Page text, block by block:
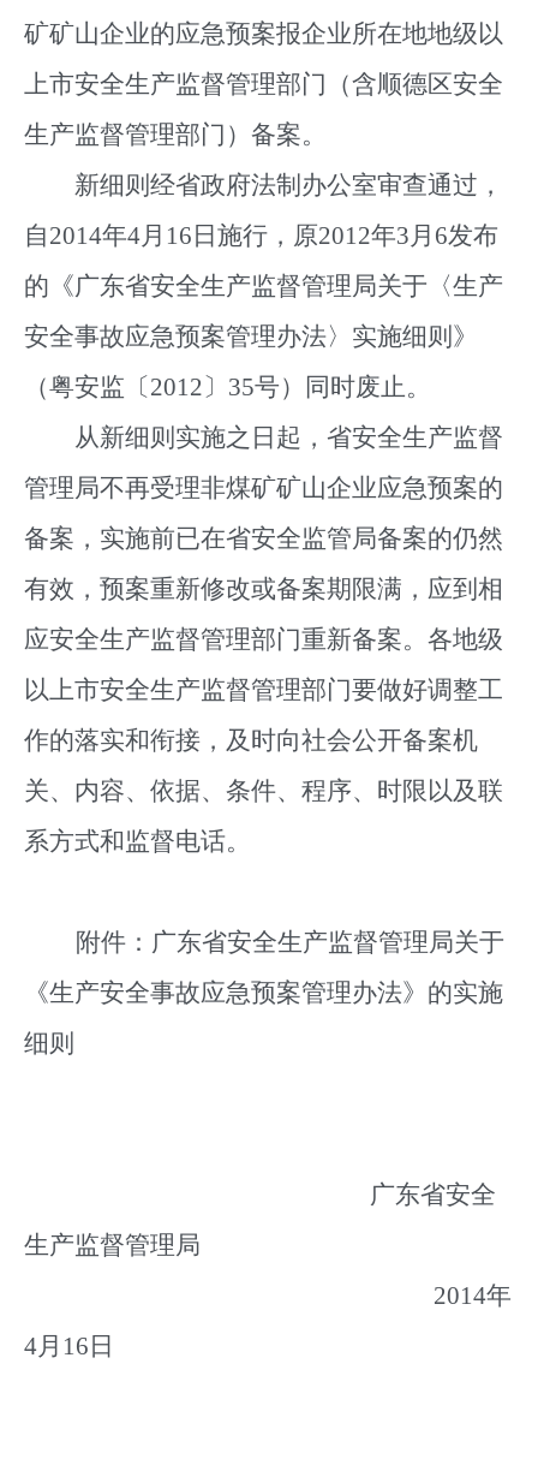
矿矿山企业的应急预案报企业所在地地级以
上市安全生产监督管理部门（含顺德区安全
生产监督管理部门）备案。
新细则经省政府法制办公室审查通过，
自2014年4月16日施行，原2012年3月6发布
的《广东省安全生产监督管理局关于〈生产
安全事故应急预案管理办法〉实施细则》
（粤安监〔2012〕35号）同时废止。
从新细则实施之日起，省安全生产监督
管理局不再受理非煤矿矿山企业应急预案的
备案，实施前已在省安全监管局备案的仍然
有效，预案重新修改或备案期限满，应到相
应安全生产监督管理部门重新备案。各地级
以上市安全生产监督管理部门要做好调整工
作的落实和衔接，及时向社会公开备案机
关、内容、依据、条件、程序、时限以及联
系方式和监督电话。
附件：广东省安全生产监督管理局关于
《生产安全事故应急预案管理办法》的实施
细则
广东省安全
生产监督管理局
2014年
4月16日